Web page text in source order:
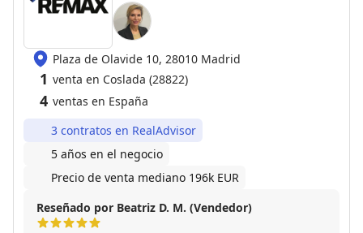
Plaza de Olavide 10, 28010 Madrid
1 venta en Coslada (28822)
4 ventas en España
3 contratos en RealAdvisor
5 años en el negocio
Precio de venta mediano 196k EUR
Reseñado por Beatriz D. M. (Vendedor)